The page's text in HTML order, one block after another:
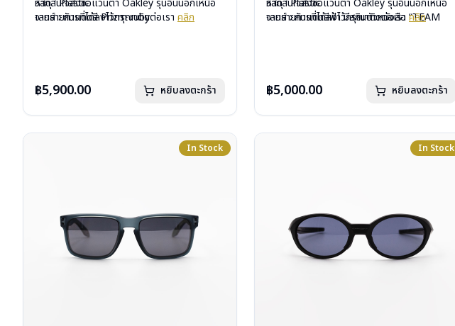
วัสดุ : Plastic
เลนส์ : กันแดดสี Prizm ruby
หากสนใจสั่งชื้อแว่นตา Oakley รุ่นอื่นนอกเหนือ
จากรายการที่ได้ลงไว้กรุณาติดต่อเรา คลิก
฿5,900.00 หยิบลงตะกร้า
วัสดุ : Plastic
เลนส์ : กันแดดสีฟ้า มีสกินตัวหนังสือ “TEAM
การรับประกัน : ประกันศูนย์ Luxottica 2 ปี
หากสนใจสั่งชื้อแว่นตา Oakley รุ่นอื่นนอกเหนือ
จากรายการที่ได้ลงไว้กรุณาติดต่อเรา คลิก
฿5,000.00 หยิบลงตะกร้า
In Stock In Stock